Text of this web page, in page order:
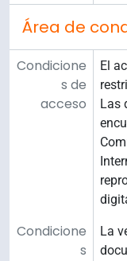
Área de
Condicione
s de
acceso
El
Las
Condicione
s
La